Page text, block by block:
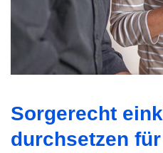
Sorgerecht
durchsetzen